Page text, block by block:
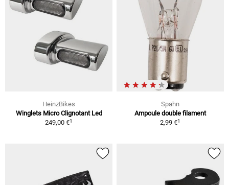
HeinzBikes
Winglets Micro Clignotant Led
249,00 €1
Spahn
Ampoule double filament
2,99 €1